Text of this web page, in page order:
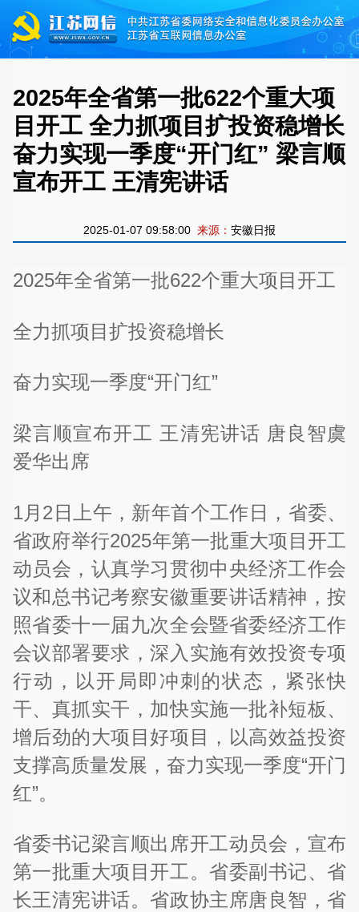
2025年全省第一批622个重大项
目开工 全力抓项目扩投资稳增长
奋力实现一季度“开门红” 梁言顺
宣布开工 王清宪讲话
2025-01-07 09:58:00 来源： 安徽日报
2025年全省第一批622个重大项目开工
全力抓项目扩投资稳增长
奋力实现一季度“开门红”
梁言顺宣布开工 王清宪讲话 唐良智虞
爱华出席
1月2日上午，新年首个工作日，省委、
省政府举行2025年第一批重大项目开工
动员会，认真学习贯彻中央经济工作会
议和总书记考察安徽重要讲话精神，按
照省委十一届九次全会暨省委经济工作
会议部署要求，深入实施有效投资专项
行动，以开局即冲刺的状态，紧张快
干、真抓实干，加快实施一批补短板、
增后劲的大项目好项目，以高效益投资
支撑高质量发展，奋力实现一季度“开门
红”。
省委书记梁言顺出席开工动员会，宣布
第一批重大项目开工。省委副书记、省
长王清宪讲话。省政协主席唐良智，省